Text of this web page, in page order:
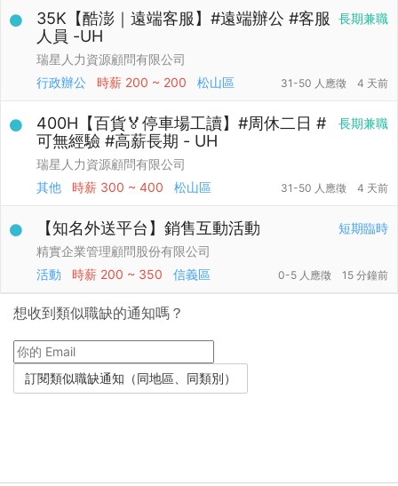
長期兼職
35K【酷澎｜遠端客服】#遠端辦公 #客服
人員 -UH
瑞星人力資源顧問有限公司
行政辦公
時薪 200 ~ 200 松山區 31-50 人應徵 4 天前
長期兼職
400H【百貨🏅停車場工讀】#周休二日 #
可無經驗 #高薪長期 - UH
瑞星人力資源顧問有限公司
其他
時薪 300 ~ 400 松山區 31-50 人應徵 4 天前
短期臨時
【知名外送平台】銷售互動活動
精實企業管理顧問股份有限公司
活動
時薪 200 ~ 350 信義區 0-5 人應徵 15 分鐘前
想收到類似職缺的通知嗎？